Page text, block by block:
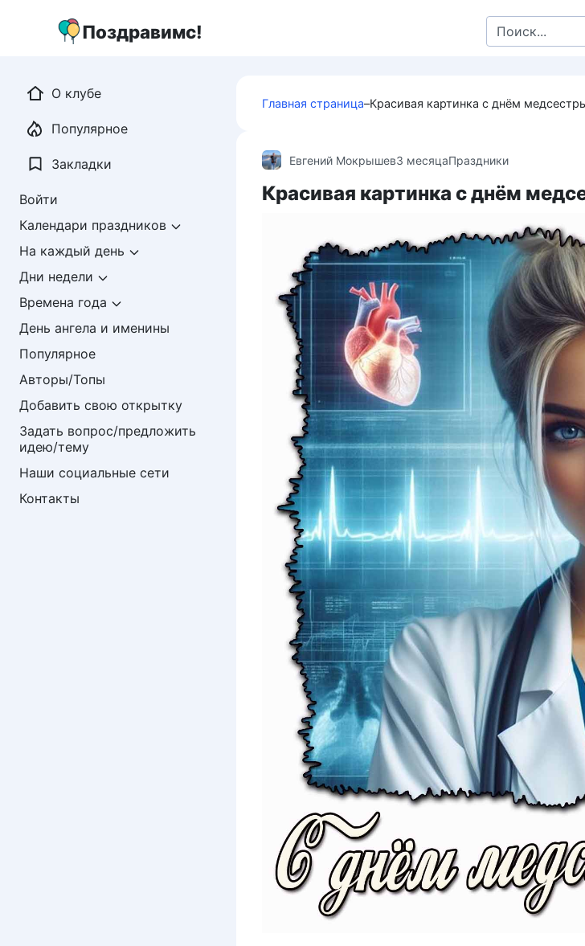
Поздравимс!
Search
for:
Главная страница–Красивая картинка с днём
Евгений Мокрышев3 месяцаПраздники
Красивая картинка с днём
О клубе
Популярное
Закладки
Войти
Календари праздников
На каждый день
Дни недели
Времена года
День ангела и именины
Популярное
Авторы/Топы
Добавить свою открытку
Задать вопрос/предложить
идею/тему
Наши социальные сети
Контакты